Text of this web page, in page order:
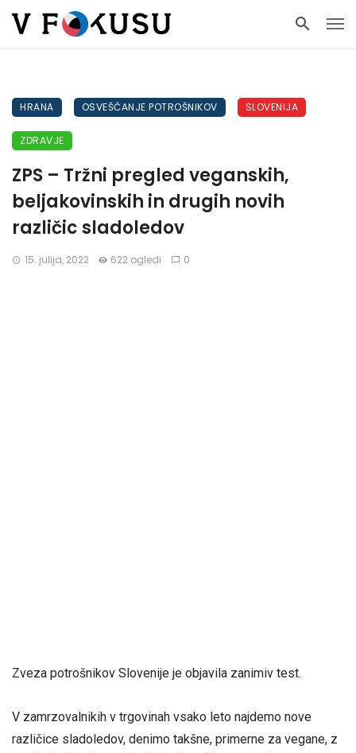
HRANA OSVEŠČANJE POTROŠNIKOV SLOVENIJA
ZDRAVJE
ZPS – Tržni pregled veganskih,
beljakovinskih in drugih novih
različic sladoledov
15. julija, 2022 622 ogledi 0
Zveza potrošnikov Slovenije je objavila zanimiv test.
V zamrzovalnikih v trgovinah vsako leto najdemo nove
različice sladoledov, denimo takšne, primerne za vegane, z